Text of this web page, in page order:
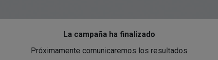
La campaña ha finalizado
Próximamente comunicaremos los resultados